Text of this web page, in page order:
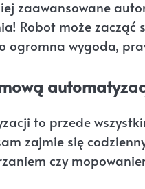
zaawansowane
Robot może zacząć
ogromna wygoda,
to przede
zajmie się
czy